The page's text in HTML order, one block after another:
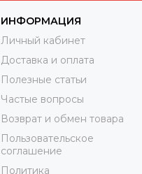
ИНФОРМАЦИЯ
Личный кабинет
Доставка и оплата
Полезные статьи
Частые вопросы
Возврат и обмен товара
Пользовательское
соглашение
Политика